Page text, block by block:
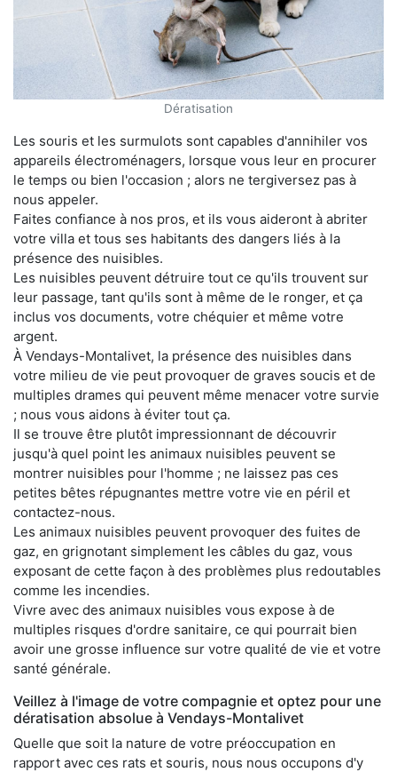
Dératisation
Les souris et les surmulots sont capables d'annihiler vos
appareils électroménagers, lorsque vous leur en procurer
le temps ou bien l'occasion ; alors ne tergiversez pas à
nous appeler.
Faites confiance à nos pros, et ils vous aideront à abriter
votre villa et tous ses habitants des dangers liés à la
présence des nuisibles.
Les nuisibles peuvent détruire tout ce qu'ils trouvent sur
leur passage, tant qu'ils sont à même de le ronger, et ça
inclus vos documents, votre chéquier et même votre
argent.
À Vendays-Montalivet, la présence des nuisibles dans
votre milieu de vie peut provoquer de graves soucis et de
multiples drames qui peuvent même menacer votre survie
; nous vous aidons à éviter tout ça.
Il se trouve être plutôt impressionnant de découvrir
jusqu'à quel point les animaux nuisibles peuvent se
montrer nuisibles pour l'homme ; ne laissez pas ces
petites bêtes répugnantes mettre votre vie en péril et
contactez-nous.
Les animaux nuisibles peuvent provoquer des fuites de
gaz, en grignotant simplement les câbles du gaz, vous
exposant de cette façon à des problèmes plus redoutables
comme les incendies.
Vivre avec des animaux nuisibles vous expose à de
multiples risques d'ordre sanitaire, ce qui pourrait bien
avoir une grosse influence sur votre qualité de vie et votre
santé générale.
Veillez à l'image de votre compagnie et optez pour une
dératisation absolue à Vendays-Montalivet
Quelle que soit la nature de votre préoccupation en
rapport avec ces rats et souris, nous nous occupons d'y